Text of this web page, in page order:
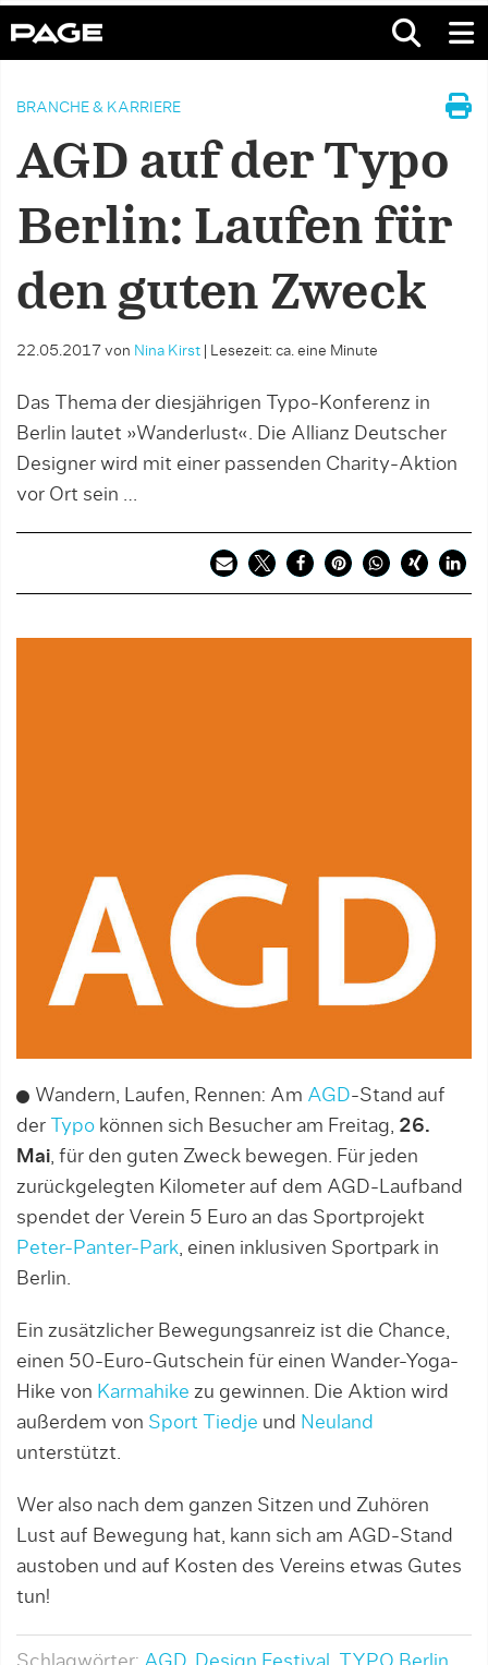
BRANCHE & KARRIERE
AGD auf der Typo
Berlin: Laufen für
den guten Zweck
22.05.2017 von Nina Kirst Lesezeit: ca. eine Minute
Das Thema der diesjährigen Typo-Konferenz in
Berlin lautet »Wanderlust«. Die Allianz Deutscher
Designer wird mit einer passenden Charity-Aktion
vor Ort sein …
Wandern, Laufen, Rennen: Am AGD-Stand auf
der
Typo können sich Besucher am Freitag, 26.
Mai, für den guten Zweck bewegen. Für jeden
zurückgelegten Kilometer auf dem AGD-Laufband
spendet der Verein 5 Euro an das Sportprojekt
Peter-Panter-Park, einen inklusiven Sportpark in
Berlin.
Ein zusätzlicher Bewegungsanreiz ist die Chance,
einen 50-Euro-Gutschein für einen Wander-Yoga-
Hike von Karmahike zu gewinnen. Die Aktion wird
außerdem von Sport Tiedje und Neuland
unterstützt.
Wer also nach dem ganzen Sitzen und Zuhören
Lust auf Bewegung hat, kann sich am AGD-Stand
austoben und auf Kosten des Vereins etwas Gutes
tun!